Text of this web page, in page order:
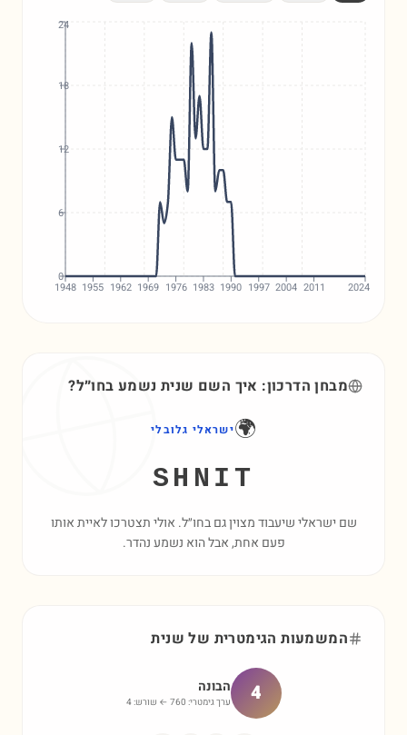
1948 1955 1962 1969 1976 1983 1990 1997 2004 2011 2024
0
6
12
18
24
מבחן הדרכון: איך השם שנית נשמע בחו״ל?
🌍ישראלי גלובלי
SHNIT
שם ישראלי שיעבוד מצוין גם בחו״ל. אולי תצטרכו לאיית אותו
פעם אחת, אבל הוא נשמע נהדר.
המשמעות הגימטרית של שנית
4 הבונה
ערך גימטרי: 760 ← שורש: 4